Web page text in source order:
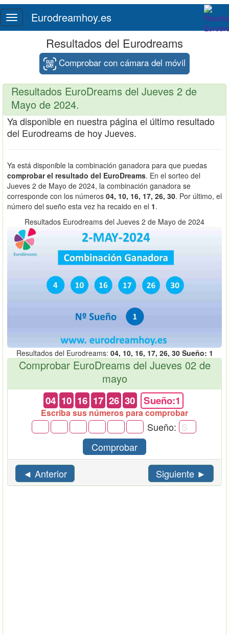
Toggle
navigation
Eurodreamhoy.es
Resultados del Eurodreams
Comprobar con cámara del móvil
Resultados EuroDreams del Jueves 2 de
Mayo de 2024.
Ya disponible en nuestra página el último resultado
del Eurodreams de hoy Jueves.
Ya está disponible la combinación ganadora para que puedas
comprobar el resultado del EuroDreams. En el sorteo del
Jueves 2 de Mayo de 2024, la combinación ganadora se
corresponde con los números 04, 10, 16, 17, 26, 30. Por último, el
número del sueño esta vez ha recaido en el 1.
Resultados Eurodreams del Jueves 2 de Mayo de 2024
Resultados del Eurodreams: 04, 10, 16, 17, 26, 30 Sueño: 1
Comprobar EuroDreams del Jueves 02 de
mayo
04 10 16 17 26 30 Sueño:1
Escriba sus números para comprobar
Sueño:
Comprobar
◄ Anterior
Siguiente ►